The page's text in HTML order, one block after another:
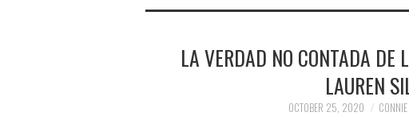
LA VERDAD NO CONTADA DE
LAUREN
OCTOBER 25, 2020